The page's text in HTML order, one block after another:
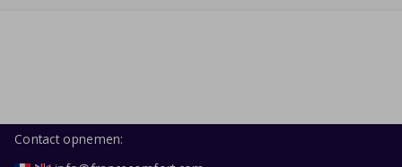
vinden zijn. U kunt daar tot in de late
uurtjes genieten van de Franse sterrenhemel.
Contact opnemen: